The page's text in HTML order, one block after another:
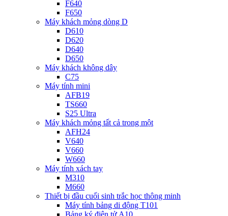
F640
F650
Máy khách mỏng dòng D
D610
D620
D640
D650
Máy khách không dây
C75
Máy tính mini
AFB19
TS660
S25 Ultra
Máy khách mỏng tất cả trong một
AFH24
V640
V660
W660
Máy tính xách tay
M310
M660
Thiết bị đầu cuối sinh trắc học thông minh
Máy tính bảng di động T101
Bảng ký điện tử A10